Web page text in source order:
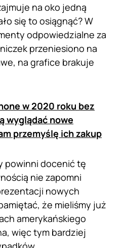
na oko jedną
się to osiągnąć? W
odpowiedzialne za
przeniesiono na
na grafice brakuje
w 2020 roku bez
wyglądać nowe
przemyślę ich zakup
powinni docenić tę
nie zapomni
nowych
że mieliśmy już
amerykańskiego
więc tym bardziej